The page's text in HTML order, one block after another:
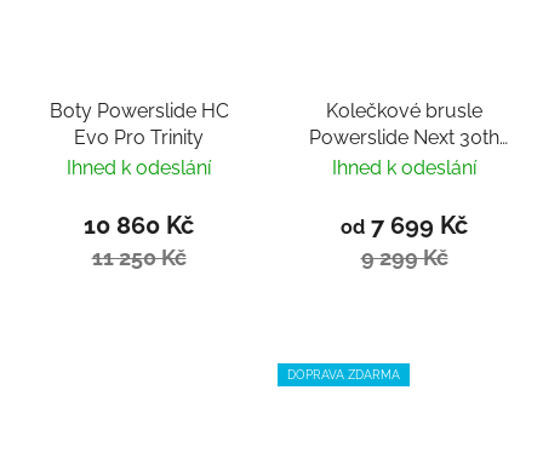
Boty Powerslide HC
Evo Pro Trinity
Ihned k odeslání
10 860 Kč
11 250 Kč
Kolečkové brusle
Powerslide Next 30th
Anniversary 125 Trinity
Ihned k odeslání
od 7 699 Kč
9 299 Kč
DOPRAVA ZDARMA